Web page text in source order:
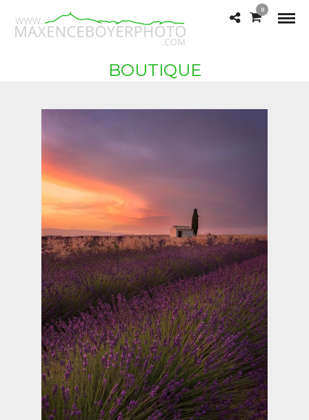
0
BOUTIQUE